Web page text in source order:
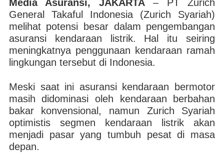
Media Asuransi, JAKARTA– PT Zurich
General Takaful Indonesia (Zurich Syariah)
melihat potensi besar dalam pengembangan
asuransi kendaraan listrik. Hal itu seiring
meningkatnya penggunaan kendaraan ramah
lingkungan tersebut di Indonesia.
Meski saat ini asuransi kendaraan bermotor
masih didominasi oleh kendaraan berbahan
bakar konvensional, namun Zurich Syariah
optimistis segmen kendaraan listrik akan
menjadi pasar yang tumbuh pesat di masa
depan.